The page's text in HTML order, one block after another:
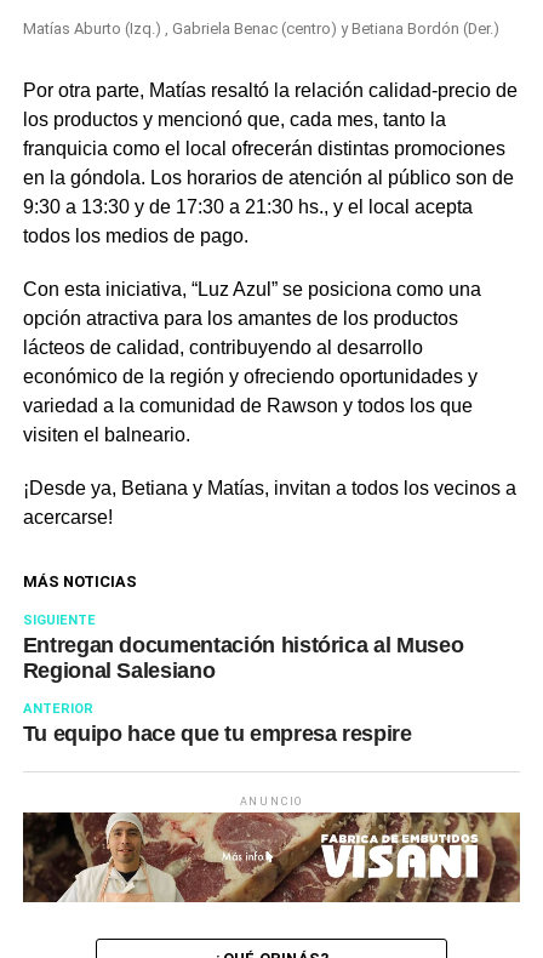
Matías Aburto (Izq.) , Gabriela Benac (centro) y Betiana Bordón (Der.)
Por otra parte, Matías resaltó la relación calidad-precio de
los productos y mencionó que, cada mes, tanto la
franquicia como el local ofrecerán distintas promociones
en la góndola. Los horarios de atención al público son de
9:30 a 13:30 y de 17:30 a 21:30 hs., y el local acepta
todos los medios de pago.
Con esta iniciativa, “Luz Azul” se posiciona como una
opción atractiva para los amantes de los productos
lácteos de calidad, contribuyendo al desarrollo
económico de la región y ofreciendo oportunidades y
variedad a la comunidad de Rawson y todos los que
visiten el balneario.
¡Desde ya, Betiana y Matías, invitan a todos los vecinos a
acercarse!
MÁS NOTICIAS
SIGUIENTE
Entregan documentación histórica al Museo
Regional Salesiano
ANTERIOR
Tu equipo hace que tu empresa respire
ANUNCIO